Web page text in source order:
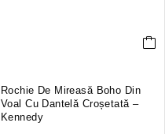
Rochie De Mireasă Boho Din
Voal Cu Dantelă Croșetată –
Kennedy